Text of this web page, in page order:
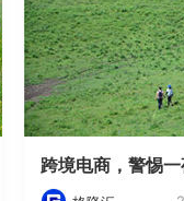
跨境电商，警惕